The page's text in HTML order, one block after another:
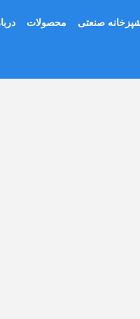
صنعتی محصولات